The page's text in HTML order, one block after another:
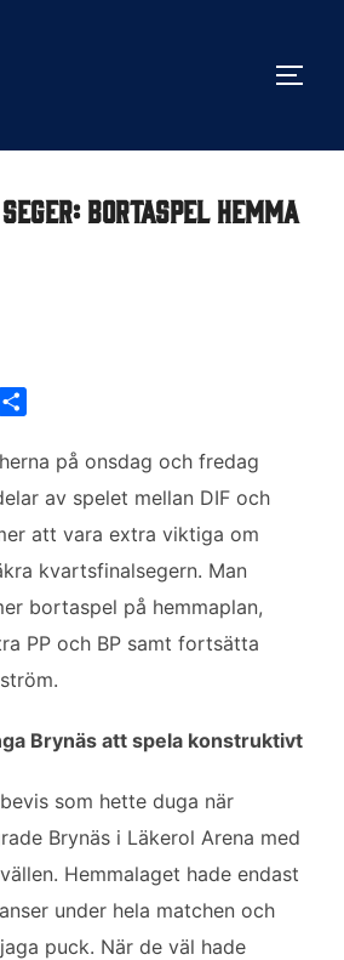
Bortaspel hemma
l
a
på onsdag och fredag
av spelet mellan DIF och
att vara extra viktiga om
kvartsfinalsegern. Man
bortaspel på hemmaplan,
PP och BP samt fortsätta
Brynäs att spela konstruktivt
som hette duga när
Brynäs i Läkerol Arena med
Hemmalaget hade endast
under hela matchen och
puck. När de väl hade